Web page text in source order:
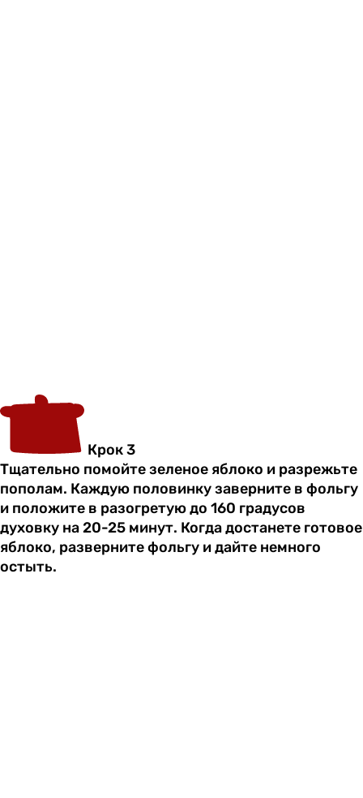
Крок 3
Тщательно помойте зеленое яблоко и разрежьте
пополам. Каждую половинку заверните в фольгу
и положите в разогретую до 160 градусов
духовку на 20-25 минут. Когда достанете готовое
яблоко, разверните фольгу и дайте немного
остыть.